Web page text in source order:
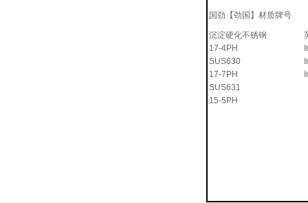
国劲【劲国】材质牌号
沉淀硬化不锈钢
17-4PH
SUS630
17-7PH
SUS631
15-5PH